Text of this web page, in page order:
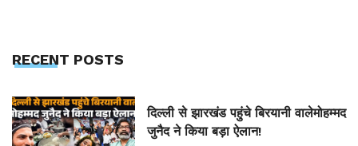
RECENT POSTS
दिल्ली से झारखंड पहुंचे बिरयानी वालेमोहम्मद
जुनैद ने किया बड़ा ऐलान!